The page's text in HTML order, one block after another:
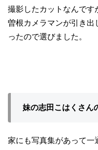
撮影したカットなんです
曽根カメラマンが引き出
ったので選びました。
妹の志田こはくさん
家にも写真集があって一